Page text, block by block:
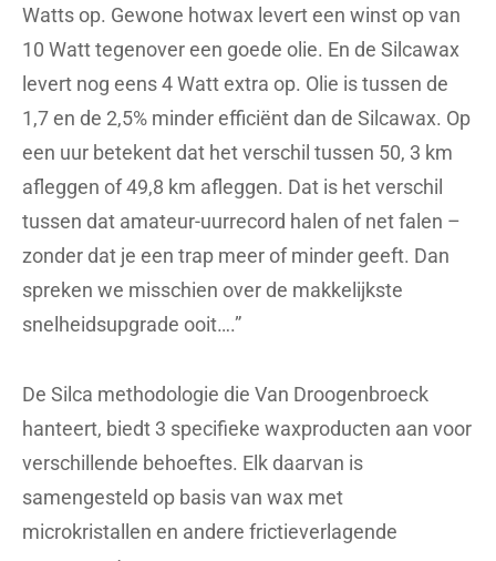
Watts op. Gewone hotwax levert een winst op van
10 Watt tegenover een goede olie. En de Silcawax
levert nog eens 4 Watt extra op. Olie is tussen de
1,7 en de 2,5% minder efficiënt dan de Silcawax. Op
een uur betekent dat het verschil tussen 50, 3 km
afleggen of 49,8 km afleggen. Dat is het verschil
tussen dat amateur-uurrecord halen of net falen –
zonder dat je een trap meer of minder geeft. Dan
spreken we misschien over de makkelijkste
snelheidsupgrade ooit….”
De Silca methodologie die Van Droogenbroeck
hanteert, biedt 3 specifieke waxproducten aan voor
verschillende behoeftes. Elk daarvan is
samengesteld op basis van wax met
microkristallen en andere frictieverlagende